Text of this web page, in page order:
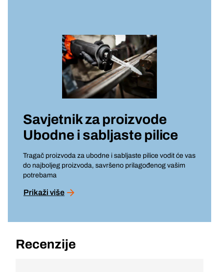
Savjetnik za proizvode
Ubodne i sabljaste pilice
Tragač proizvoda za ubodne i sabljaste pilice vodit će vas
do najboljeg proizvoda, savršeno prilagođenog vašim
potrebama
Prikaži više
Recenzije